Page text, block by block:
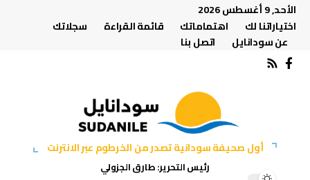
الأحد, 9 أغسطس 2026
اختياراتنا لك
اهتماماتك قائمة القراءة
سجلاتك
عن سودانايل
اتصل بنا
أول صحيفة سودانية تصدر من الخرطوم عبر الانترنت
رئيس التحرير: طارق الجزولي